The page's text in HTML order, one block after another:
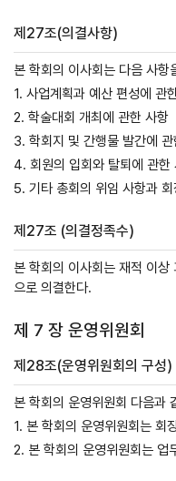
제27조(의결사항)
본 학회의 이사회는 다음 사항
1. 사업계획과 예산 편성에 관
2. 학술대회 개최에 관한 사항
3. 학회지 및 간행물 발간에
4. 회원의 입회와 탈퇴에 관한
5. 기타 총회의 위임 사항과
제27조 (의결정족수)
본 학회의 이사회는 재적 이
으로 의결한다.
제 7 장 운영위원회
제28조(운영위원회의 구성)
본 학회의 운영위원회 다음과
1. 본 학회의 운영위원회는 회
2. 본 학회의 운영위원회는 업